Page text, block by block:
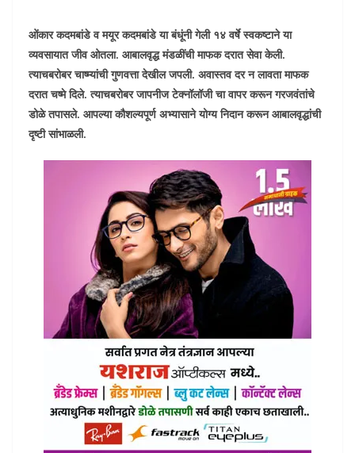
ओंकार कदमबांडे व मयूर कदमबांडे या बंधूंनी गेली १४ वर्षे स्वकष्टाने या
व्यवसायात जीव ओतला. आबालवृद्ध मंडळींची माफक दरात सेवा केली.
त्याचबरोबर चाष्म्यांची गुणवत्ता देखील जपली. अवास्तव दर न लावता माफक
दरात चष्मे दिले. त्याचबरोबर जापनीज टेक्नॉलॉजी चा वापर करून गरजवंतांचे
डोळे तपासले. आपल्या कौशल्यपूर्ण अभ्यासाने योग्य निदान करून आबालवृद्धांची
दृष्टी सांभाळली.